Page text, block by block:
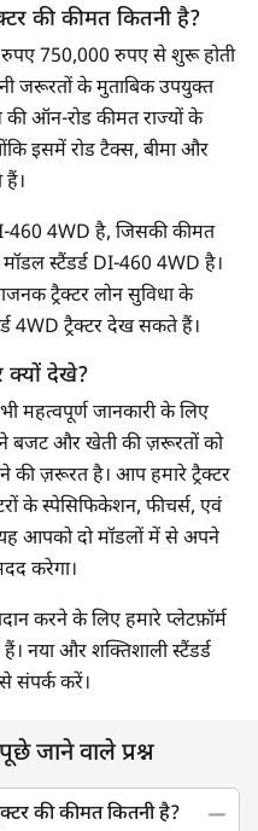
की कीमत कितनी है?
रुपए 750,000 रुपए से शुरू होती
जरूरतों के मुताबिक उपयुक्त
ऑन-रोड कीमत राज्यों के
इसमें रोड टैक्स, बीमा और
460 4WD है, जिसकी कीमत
स्टैंडर्ड DI-460 4WD है।
ट्रैक्टर लोन सुविधा के
4WD ट्रैक्टर देख सकते हैं।
क्यों देखे?
महत्वपूर्ण जानकारी के लिए
बजट और खेती की ज़रूरतों को
की ज़रूरत है। आप हमारे ट्रैक्टर
के स्पेसिफिकेशन, फीचर्स, एवं
आपको दो मॉडलों में से अपने
करेगा।
करने के लिए हमारे प्लेटफ़ॉर्म
हैं। नया और शक्तिशाली स्टैंडर्ड
संपर्क करें।
जाने वाले प्रश्न
की कीमत कितनी है?